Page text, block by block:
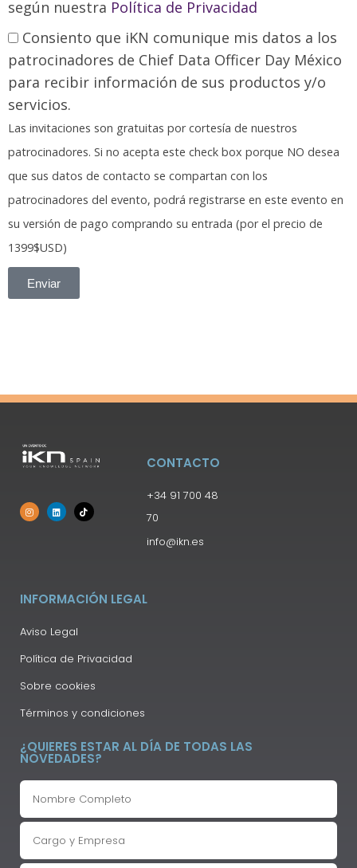
según nuestra Política de Privacidad
Consiento que iKN comunique mis datos a los
patrocinadores de Chief Data Officer Day México
para recibir información de sus productos y/o
servicios.
Las invitaciones son gratuitas por cortesía de nuestros
patrocinadores. Si no acepta este check box porque NO desea
que sus datos de contacto se compartan con los
patrocinadores del evento, podrá registrarse en este evento en
su versión de pago comprando su entrada (por el precio de
1399$USD)
Enviar
CONTACTO
+34 91 700 48
70
info@ikn.es
INFORMACIÓN LEGAL
Aviso Legal
Política de Privacidad
Sobre cookies
Términos y condiciones
¿QUIERES ESTAR AL DÍA DE TODAS LAS
NOVEDADES?